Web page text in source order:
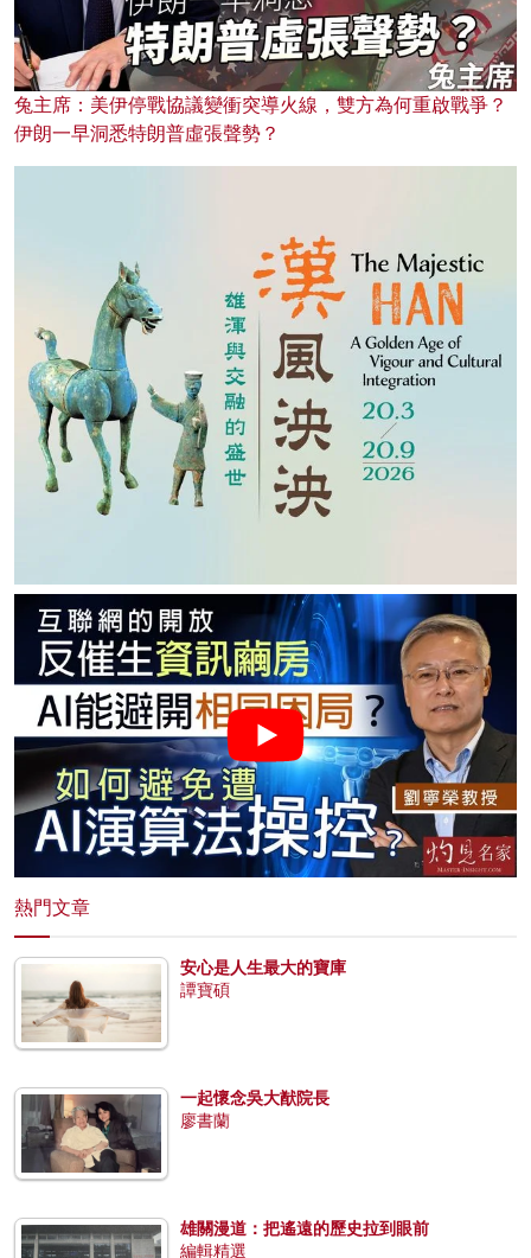
兔主席：美伊停戰協議變衝突導火線，雙方為何重啟戰爭？
伊朗一早洞悉特朗普虛張聲勢？
熱門文章
安心是人生最大的寶庫
譚寶碩
一起懷念吳大猷院長
廖書蘭
雄關漫道：把遙遠的歷史拉到眼前
編輯精選